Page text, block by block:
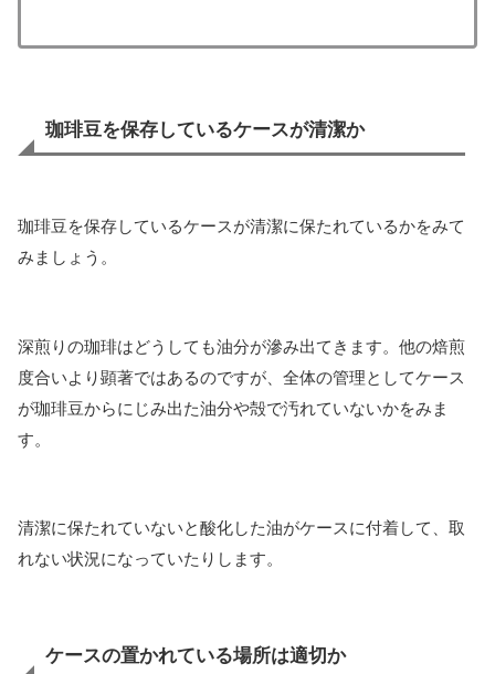
珈琲豆を保存しているケースが清潔か
珈琲豆を保存しているケースが清潔に保たれているかをみて
みましょう。
深煎りの珈琲はどうしても油分が滲み出てきます。他の焙煎
度合いより顕著ではあるのですが、全体の管理としてケース
が珈琲豆からにじみ出た油分や殻で汚れていないかをみま
す。
清潔に保たれていないと酸化した油がケースに付着して、取
れない状況になっていたりします。
ケースの置かれている場所は適切か